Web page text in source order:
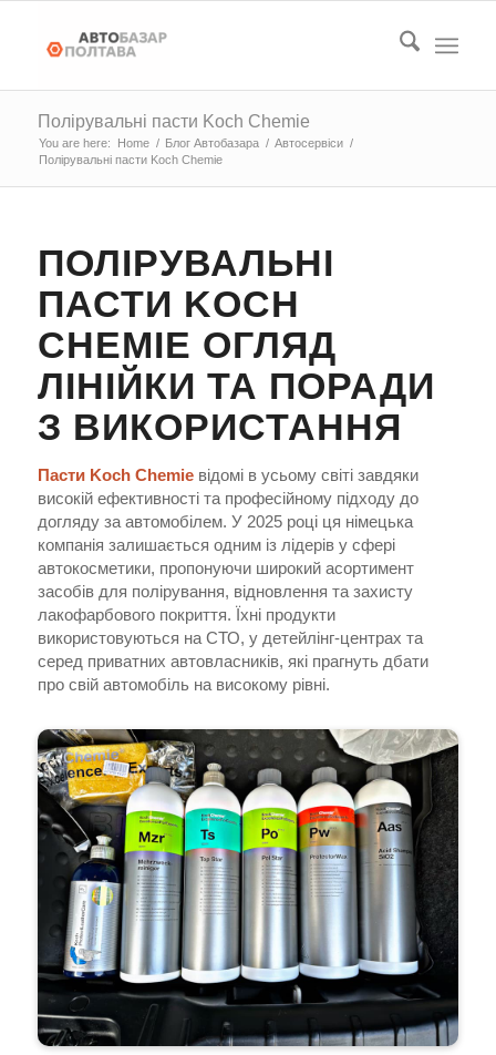
Полірувальні пасти Koch Chemie
You are here: Home / Блог Автобазара / Автосервіси /
Полірувальні пасти Koch Chemie
ПОЛІРУВАЛЬНІ
ПАСТИ KOCH
CHEMIE ОГЛЯД
ЛІНІЙКИ ТА ПОРАДИ
З ВИКОРИСТАННЯ
Пасти Koch Chemieвідомі в усьому світі завдяки
високій ефективності та професійному підходу до
догляду за автомобілем. У 2025 році ця німецька
компанія залишається одним із лідерів у сфері
автокосметики, пропонуючи широкий асортимент
засобів для полірування, відновлення та захисту
лакофарбового покриття. Їхні продукти
використовуються на СТО, у детейлінг-центрах та
серед приватних автовласників, які прагнуть дбати
про свій автомобіль на високому рівні.